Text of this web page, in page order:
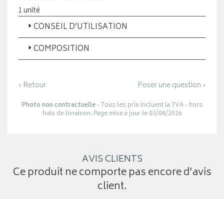
1 unité
CONSEIL D’UTILISATION
COMPOSITION
‹ Retour Poser une question ›
Photo non contractuelle- Tous les prix incluent la TVA - hors
frais de livraison. Page mise à jour le 03/08/2026
AVIS CLIENTS
Ce produit ne comporte pas encore d’avis
client.